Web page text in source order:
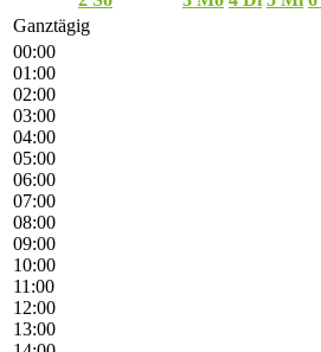
Ganztägig
00:00
01:00
02:00
03:00
04:00
05:00
06:00
07:00
08:00
09:00
10:00
11:00
12:00
13:00